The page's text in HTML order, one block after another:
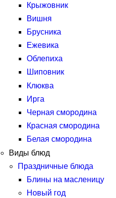
Крыжовник
Вишня
Брусника
Ежевика
Облепиха
Шиповник
Клюква
Ирга
Черная смородина
Красная смородина
Белая смородина
Виды блюд
Праздничные блюда
Блины на масленицу
Новый год